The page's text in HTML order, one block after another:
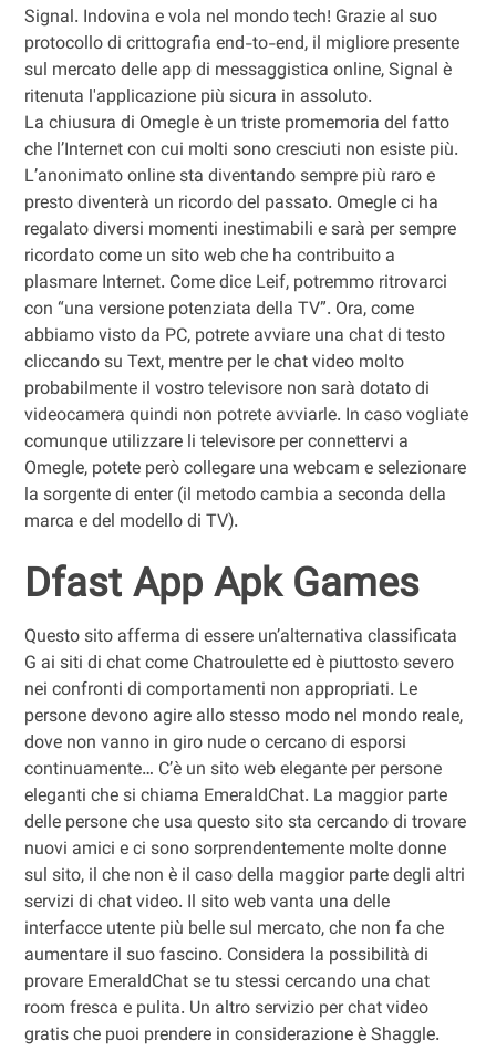
Signal. Indovina e vola nel mondo tech! Grazie al suo
protocollo di crittografia end-to-end, il migliore presente
sul mercato delle app di messaggistica online, Signal è
ritenuta l'applicazione più sicura in assoluto.
La chiusura di Omegle è un triste promemoria del fatto
che l’Internet con cui molti sono cresciuti non esiste più.
L’anonimato online sta diventando sempre più raro e
presto diventerà un ricordo del passato. Omegle ci ha
regalato diversi momenti inestimabili e sarà per sempre
ricordato come un sito web che ha contribuito a
plasmare Internet. Come dice Leif, potremmo ritrovarci
con “una versione potenziata della TV”. Ora, come
abbiamo visto da PC, potrete avviare una chat di testo
cliccando su Text, mentre per le chat video molto
probabilmente il vostro televisore non sarà dotato di
videocamera quindi non potrete avviarle. In caso vogliate
comunque utilizzare li televisore per connettervi a
Omegle, potete però collegare una webcam e selezionare
la sorgente di enter (il metodo cambia a seconda della
marca e del modello di TV).
Dfast App Apk Games
Questo sito afferma di essere un’alternativa classificata
G ai siti di chat come Chatroulette ed è piuttosto severo
nei confronti di comportamenti non appropriati. Le
persone devono agire allo stesso modo nel mondo reale,
dove non vanno in giro nude o cercano di esporsi
continuamente… C’è un sito web elegante per persone
eleganti che si chiama EmeraldChat. La maggior parte
delle persone che usa questo sito sta cercando di trovare
nuovi amici e ci sono sorprendentemente molte donne
sul sito, il che non è il caso della maggior parte degli altri
servizi di chat video. Il sito web vanta una delle
interfacce utente più belle sul mercato, che non fa che
aumentare il suo fascino. Considera la possibilità di
provare EmeraldChat se tu stessi cercando una chat
room fresca e pulita. Un altro servizio per chat video
gratis che puoi prendere in considerazione è Shaggle.